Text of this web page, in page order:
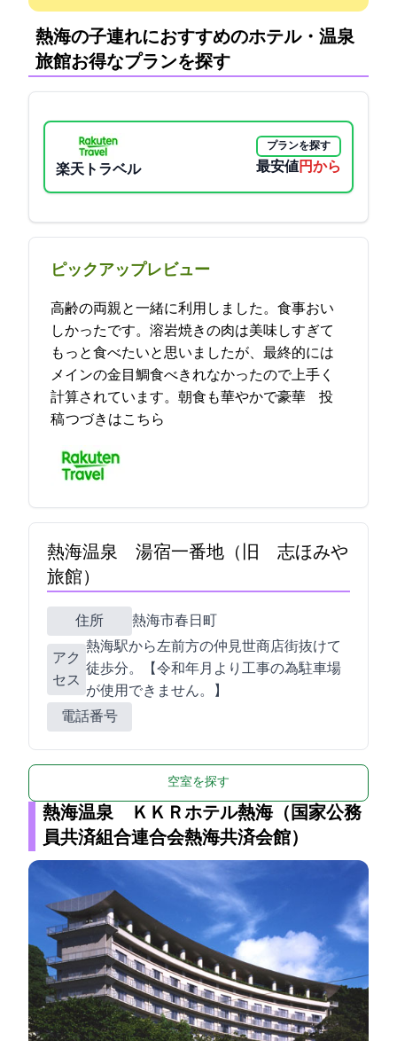
熱海の子連れにおすすめのホテル・温泉
旅館:お得なプランを探す
楽天トラベル
プランを探す
最安値12300円から
ピックアップレビュー
高齢の両親と一緒に利用しました。食事おい
しかったです。溶岩焼きの肉は美味しすぎて
もっと食べたいと思いましたが、最終的には
メインの金目鯛食べきれなかったので上手く
計算されています。朝食も華やかで豪華… 2021-12-12 19:19:16投
稿つづきはこちら
熱海温泉 湯宿一番地（旧 志ほみや
旅館）
住所 熱海市春日町1-2
アク
セス
熱海駅から左前方の仲見世商店街抜けて
徒歩2分。【令和3年2月より工事の為駐車場
が使用できません。】
電話番号
空室を探す
熱海温泉 ＫＫＲホテル熱海（国家公務
員共済組合連合会熱海共済会館）